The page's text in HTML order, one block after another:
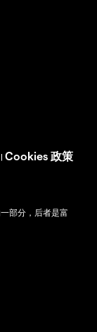
| Cookies 政策
部分，后者是富